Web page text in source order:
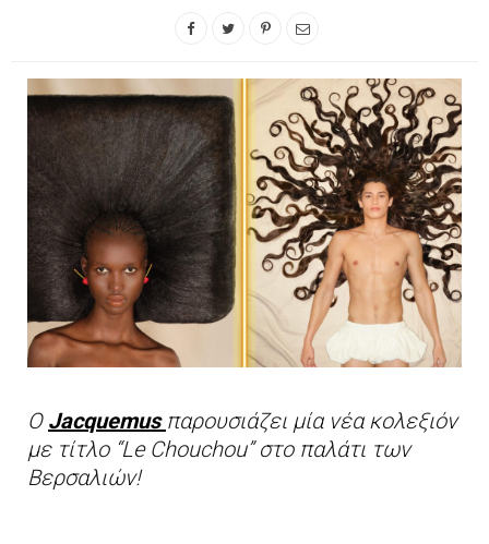
Ο Jacquemus παρουσιάζει μία νέα κολεξιόν
με τίτλο “Le Chouchou” στο παλάτι των
Βερσαλιών!